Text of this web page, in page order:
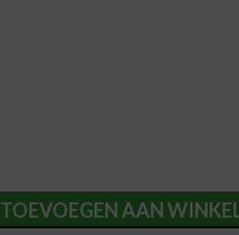
TOEVOEGEN AAN